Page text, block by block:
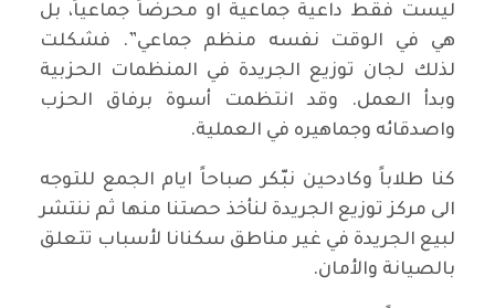
ليست فقط داعية جماعية او محرضاً جماعياً، بل
هي في الوقت نفسه منظم جماعي”. فشكلت
لذلك لجان توزيع الجريدة في المنظمات الحزبية
وبدأ العمل. وقد انتظمت أسوة برفاق الحزب
واصدقائه وجماهيره في العملية.
كنا طلاباً وكادحين نبّكر صباحاً ايام الجمع للتوجه
الى مركز توزيع الجريدة لنأخذ حصتنا منها ثم ننتشر
لبيع الجريدة في غير مناطق سكنانا لأسباب تتعلق
بالصيانة والأمان.